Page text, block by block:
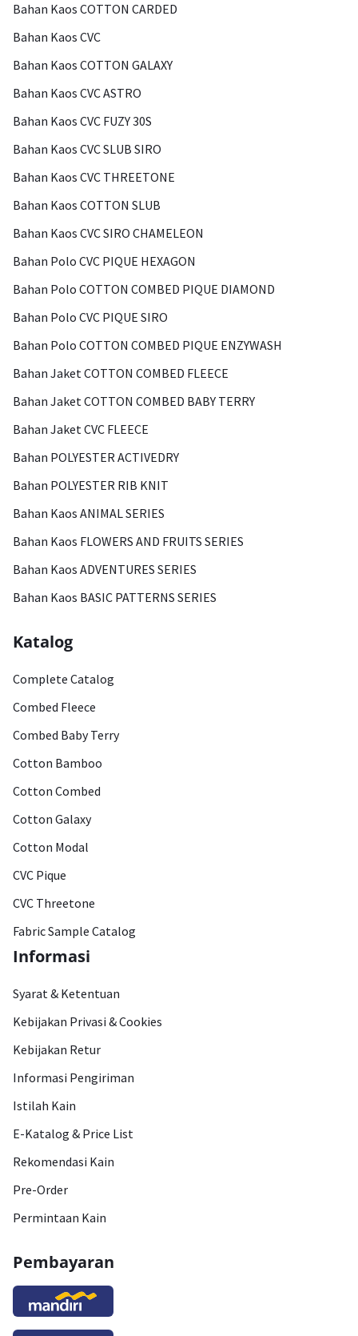
Bahan Kaos COTTON CARDED
Bahan Kaos CVC
Bahan Kaos COTTON GALAXY
Bahan Kaos CVC ASTRO
Bahan Kaos CVC FUZY 30S
Bahan Kaos CVC SLUB SIRO
Bahan Kaos CVC THREETONE
Bahan Kaos COTTON SLUB
Bahan Kaos CVC SIRO CHAMELEON
Bahan Polo CVC PIQUE HEXAGON
Bahan Polo COTTON COMBED PIQUE DIAMOND
Bahan Polo CVC PIQUE SIRO
Bahan Polo COTTON COMBED PIQUE ENZYWASH
Bahan Jaket COTTON COMBED FLEECE
Bahan Jaket COTTON COMBED BABY TERRY
Bahan Jaket CVC FLEECE
Bahan POLYESTER ACTIVEDRY
Bahan POLYESTER RIB KNIT
Bahan Kaos ANIMAL SERIES
Bahan Kaos FLOWERS AND FRUITS SERIES
Bahan Kaos ADVENTURES SERIES
Bahan Kaos BASIC PATTERNS SERIES
Katalog
Complete Catalog
Combed Fleece
Combed Baby Terry
Cotton Bamboo
Cotton Combed
Cotton Galaxy
Cotton Modal
CVC Pique
CVC Threetone
Fabric Sample Catalog
Informasi
Syarat & Ketentuan
Kebijakan Privasi & Cookies
Kebijakan Retur
Informasi Pengiriman
Istilah Kain
E-Katalog & Price List
Rekomendasi Kain
Pre-Order
Permintaan Kain
Pembayaran